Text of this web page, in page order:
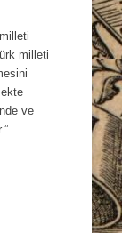
milleti
ve